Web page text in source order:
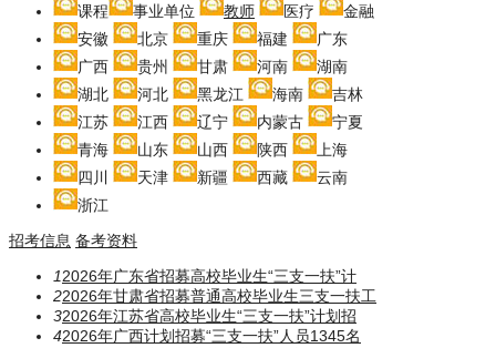
课程 事业单位 教师 医疗
金融
安徽
北京 重庆 福建
广东
广西
贵州 甘肃 河南
湖南
湖北
河北 黑龙江 海南
吉林
江苏
江西 辽宁 内蒙古
宁夏
青海
山东 山西 陕西
上海
四川
天津 新疆 西藏
云南
浙江
招考信息 备考资料
12026年广东省招募高校毕业生“三支一扶”计
22026年甘肃省招募普通高校毕业生三支一扶工
32026年江苏省高校毕业生“三支一扶”计划招
42026年广西计划招募“三支一扶”人员1345名